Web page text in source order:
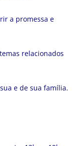
a promessa e
relacionados
e de sua família.